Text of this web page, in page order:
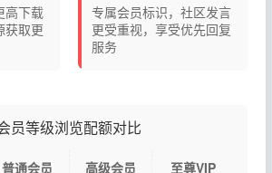
高下载
获取更
专属会员标识，社区发言
更受重视，享受优先回复
服务
员等级浏览配额对比
普通会员 高级会员 至尊VIP